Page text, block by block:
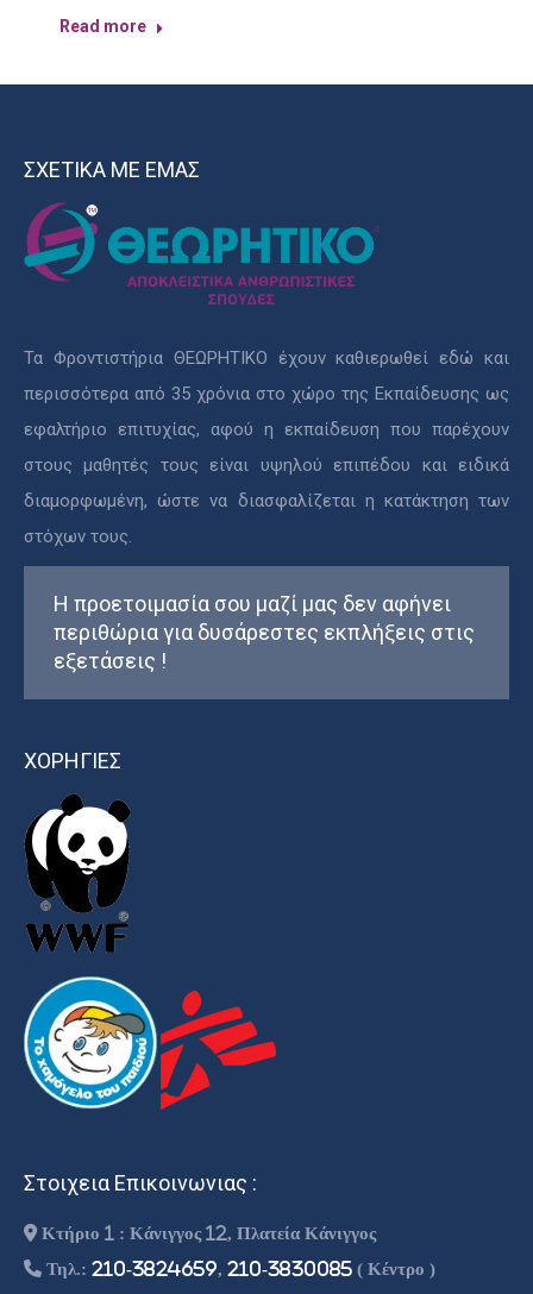
Read more
ΣΧΕΤΙΚΑ ΜΕ ΕΜΑΣ
Τα Φροντιστήρια ΘΕΩΡΗΤΙΚΟ έχουν καθιερωθεί εδώ και
περισσότερα από 35 χρόνια στο χώρο της Εκπαίδευσης ως
εφαλτήριο επιτυχίας, αφού η εκπαίδευση που παρέχουν
στους μαθητές τους είναι υψηλού επιπέδου και ειδικά
διαμορφωμένη, ώστε να διασφαλίζεται η κατάκτηση των
στόχων τους.
Η προετοιμασία σου μαζί μας δεν αφήνει
περιθώρια για δυσάρεστες εκπλήξεις στις
εξετάσεις !
ΧΟΡΗΓΙΕΣ
Στοιχεια Επικοινωνιας :
Κτήριο 1 : Κάνιγγος 12, Πλατεία Κάνιγγος
Τηλ.: 210-3824659 210-3830085 ( Κέντρο )